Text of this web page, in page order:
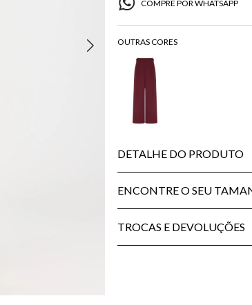
COMPRE POR WHATSAPP
DETALHE DO PRODUTO
ENCONTRE O SEU
TROCAS E DEVOLUÇÕES